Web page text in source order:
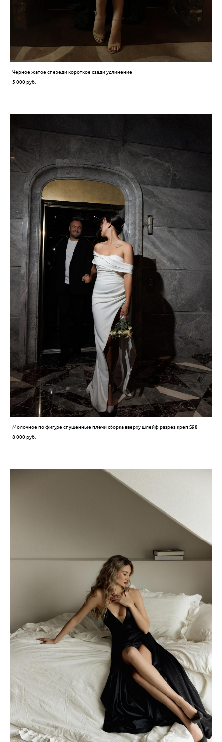
Черное жатое спереди короткое сзади удлинение
5 000 pуб.
Молочное по фигуре спущенные плечи cборка вверху шлейф разрез креп S98
8 000 pуб.